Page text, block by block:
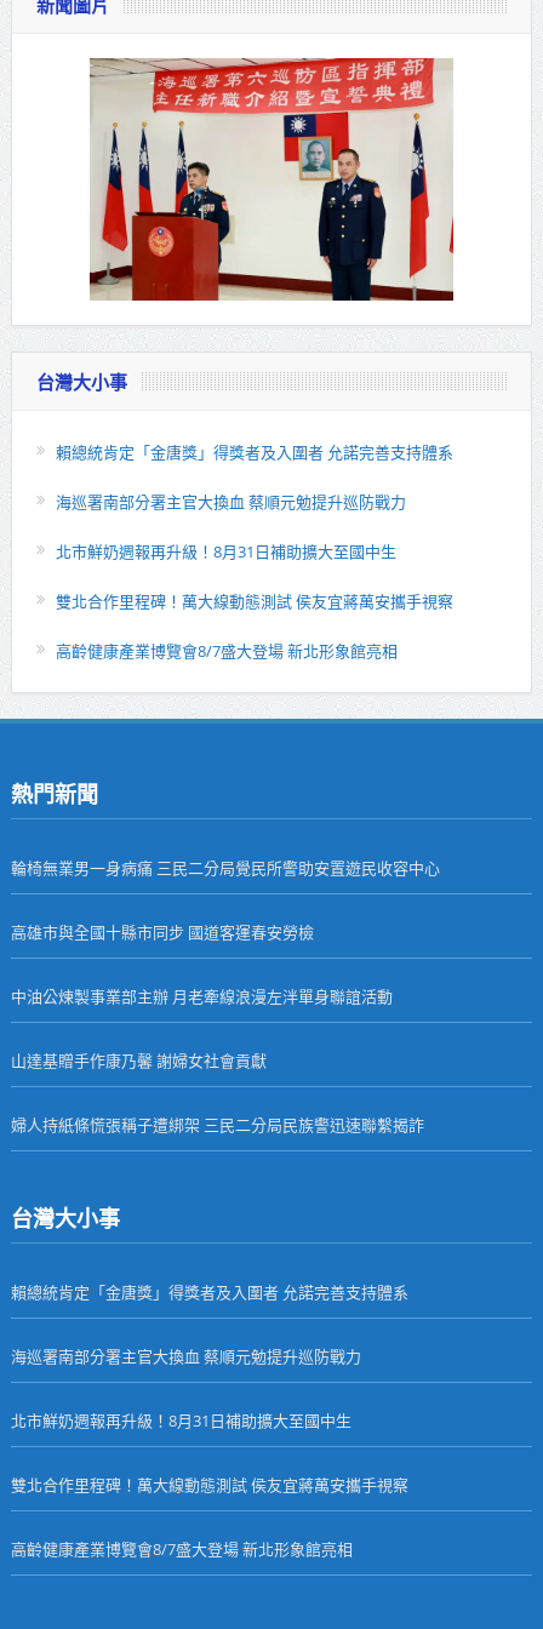
新聞圖片
台灣大小事
賴總統肯定「金唐獎」得獎者及入圍者 允諾完善支持體系
海巡署南部分署主官大換血 蔡順元勉提升巡防戰力
北市鮮奶週報再升級！8月31日補助擴大至國中生
雙北合作里程碑！萬大線動態測試 侯友宜蔣萬安攜手視察
高齡健康產業博覽會8/7盛大登場 新北形象館亮相
熱門新聞
輪椅無業男一身病痛 三民二分局覺民所警助安置遊民收容中心
高雄市與全國十縣市同步 國道客運春安勞檢
中油公煉製事業部主辦 月老牽線浪漫左泮單身聯誼活動
山達基贈手作康乃馨 謝婦女社會貢獻
婦人持紙條慌張稱子遭綁架 三民二分局民族警迅速聯繫揭詐
台灣大小事
賴總統肯定「金唐獎」得獎者及入圍者 允諾完善支持體系
海巡署南部分署主官大換血 蔡順元勉提升巡防戰力
北市鮮奶週報再升級！8月31日補助擴大至國中生
雙北合作里程碑！萬大線動態測試 侯友宜蔣萬安攜手視察
高齡健康產業博覽會8/7盛大登場 新北形象館亮相